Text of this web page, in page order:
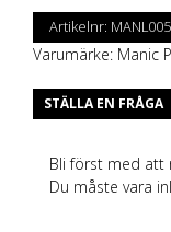
Artikelnr: MANL005
Varumärke: Manic
STÄLLA EN FRÅGA
Bli först med att
Du måste vara